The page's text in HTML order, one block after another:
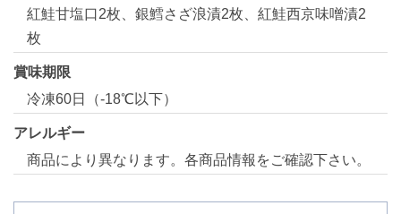
紅鮭甘塩口2枚、銀鱈さざ浪漬2枚、紅鮭西京味噌漬2
枚
賞味期限
冷凍60日（-18℃以下）
アレルギー
商品により異なります。各商品情報をご確認下さい。